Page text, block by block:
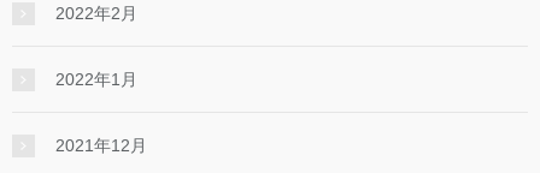
2022年2月
2022年1月
2021年12月